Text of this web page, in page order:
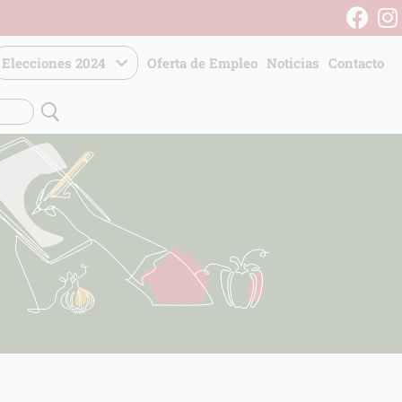
Elecciones 2024 Oferta de Empleo Noticias Contacto